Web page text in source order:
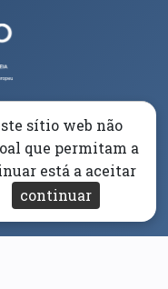
(abre em nova janela)
(abre em nova janela)
sítio web não
que permitam a
está a aceitar
continuar